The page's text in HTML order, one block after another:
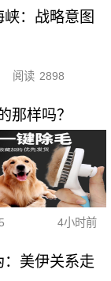
：战略意图
阅读 2898
那样吗？
4小时前
美伊关系走